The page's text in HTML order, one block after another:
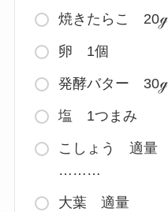
焼きたらこ 20ℊ
卵 1個
発酵バター 30ℊ
塩 1つまみ
こしょう 適量
………
大葉 適量